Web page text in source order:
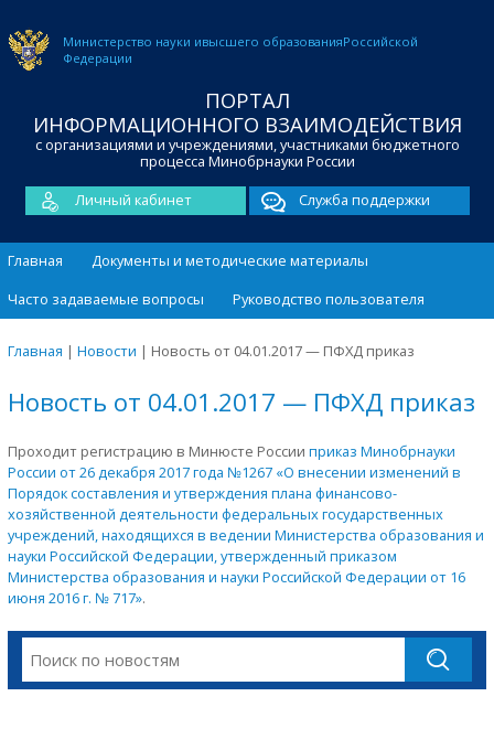
Министерство науки ивысшего образованияРоссийской
Федерации
ПОРТАЛ
ИНФОРМАЦИОННОГО ВЗАИМОДЕЙСТВИЯ
с организациями и учреждениями, участниками бюджетного
процесса Минобрнауки России
Личный кабинет
Служба поддержки
Главная
Документы и методические материалы
Часто задаваемые вопросы
Руководство пользователя
Главная | Новости | Новость от 04.01.2017 — ПФХД приказ
Новость от 04.01.2017 — ПФХД приказ
Проходит регистрацию в Минюсте России приказ Минобрнауки
России от 26 декабря 2017 года №1267 «О внесении изменений в
Порядок составления и утверждения плана финансово-
хозяйственной деятельности федеральных государственных
учреждений, находящихся в ведении Министерства образования и
науки Российской Федерации, утвержденный приказом
Министерства образования и науки Российской Федерации от 16
июня 2016 г. № 717».